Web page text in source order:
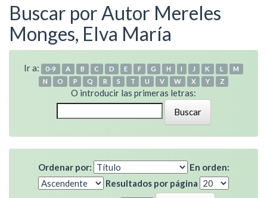
Buscar por Autor Mereles
Monges, Elva María
Ir a: 0-9 A B C D E F G H I J K L
M
N
O P Q R S T U V W X Y Z
O introducir las primeras letras:
Ordenar por:
En orden:
Resultados por página